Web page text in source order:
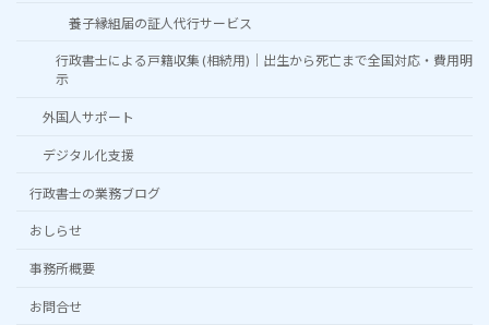
養子縁組届の証人代行サービス
行政書士による戸籍収集 (相続用)｜出生から死亡まで全国対応・費用明
示
外国人サポート
デジタル化支援
行政書士の業務ブログ
おしらせ
事務所概要
お問合せ